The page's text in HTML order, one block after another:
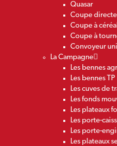
Quasar
Coupe
Coupe à
Coupe à
Convoyeur
La Campagne
Les bennes
Les bennes TP
Les cuves de
Les fonds
Les plateaux
Les porte-
Les porte-
Les plateaux